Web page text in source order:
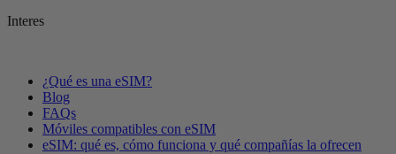
Interes
¿Qué es una eSIM?
Blog
FAQs
Móviles compatibles con eSIM
eSIM: qué es, cómo funciona y qué compañías la ofrecen